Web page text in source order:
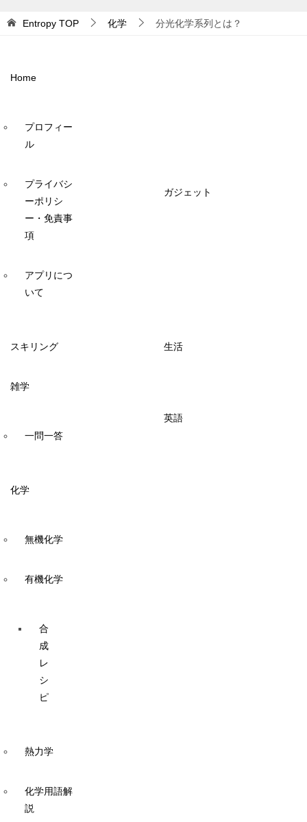
Entropy TOP 化学 分光化学系列とは？
Home
プロフィー
ル
プライバシ
ーポリシ
ー・免責事
項
アプリにつ
いて
ガジェット
スキリング 生活
雑学
一問一答
英語
化学
無機化学
有機化学
合
成
レ
シ
ピ
熱力学
化学用語解
説